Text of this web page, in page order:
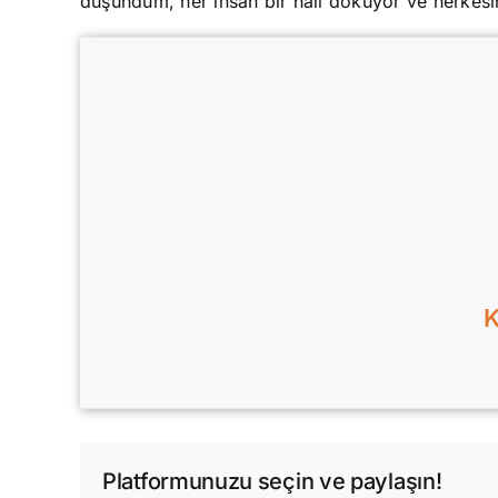
Platformunuzu seçin ve paylaşın!